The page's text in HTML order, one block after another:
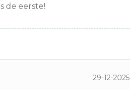
de eerste!
29-12-2025